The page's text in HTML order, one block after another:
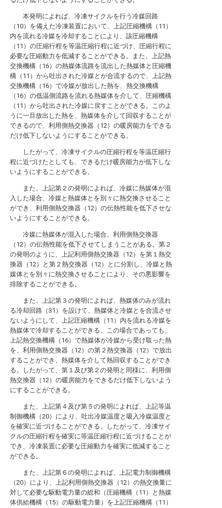
本発明によれば、冷凍サイクルを行う冷媒回路
（10）を備えた冷凍装置において、上記圧縮機構（11）
内を流れる冷媒を冷却することにより、該圧縮機構
（11）の圧縮行程を等温圧縮行程に近づけ、圧縮行程に
必要な圧縮動力を低減することができる。また、上記熱
交換機構（16）の熱媒体流路を流出した熱媒体と圧縮機
構（11）から吐出された冷媒とが合流するので、上記熱
交換機構（16）で冷媒が放出した熱を、熱交換機構
（16）の低温側流路を流れる熱媒体を介して、圧縮機構
（11）から吐出された冷媒に戻すことができる。このよ
うに一旦放出した熱を、熱媒体を介して回収することが
できるので、利用側熱交換器（12）の暖房能力をできる
だけ低下しないようにすることができる。
したがって、冷凍サイクルの圧縮行程を等温圧縮行
程に近づけたとしても、できるだけ暖房能力が低下しな
いようにすることができる。
また、上記第２の発明によれば、冷媒に熱媒体が混
入した場合、冷媒と熱媒体とを別々に熱交換させること
ができ、利用側熱交換器（12）の伝熱性能を低下させな
いようにすることができる。
冷媒に熱媒体が混入した場合、利用側熱交換器
（12）の伝熱性能を低下させてしまうことがある。第２
の発明のように、上記利用側熱交換器（12）を第１熱交
換器（12）と第２熱交換器（12）とに分割し、冷媒と熱
媒体とを別々に熱交換させることにより、その悪影響を
排除することができる。
また、上記第３の発明によれば、熱媒体のみが流れ
る冷却回路（31）を設けて、熱媒体と冷媒とを合流させ
ないようにして、上記圧縮機構（11）内を流れる冷媒を
熱媒体で冷却することができる。この場合であっても、
上記熱交換機構（16）で熱媒体が冷媒から受け取った熱
を、利用側熱交換器（12）の第２熱交換器（12）で放出
することができ、熱媒体を介して熱回収することができ
る。したがって、第１及び第２の発明と同様に、利用側
熱交換器（12）の暖房能力をできるだけ低下しないよう
にすることができる。
また、上記第４及び第５の発明によれば、上記等温
制御機構（20）により、吐出冷媒温度と吸入冷媒温度と
を確実に近づけることができる。したがって、冷凍サイ
クルの圧縮行程を確実に等温圧縮行程に近づけることが
でき、冷凍装置に必要な圧縮動力を確実に低減すること
ができる。
また、上記第６の発明によれば、上記電力制御機構
（20）により、上記利用側熱交換器（12）の熱交換量に
対して必要な駆動電力量の総和（圧縮機構（11）と熱媒
体供給機構（15）の駆動電力量）を上記圧縮機構（11）